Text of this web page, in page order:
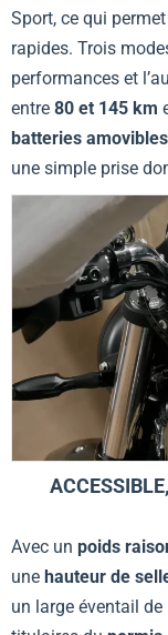
Sport, ce qui
rapides. Trois
performances et
entre 80 et 145 km
batteries
une simple prise
Avec un poids
une hauteur de
un large éventail